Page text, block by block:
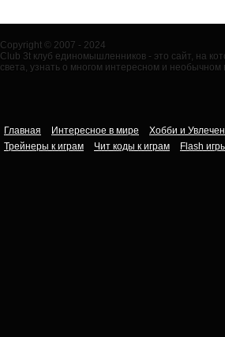
Copyright © 2007 - 2024
Club 3t клуб единомышленников - это сайт, на
света, узнать о многом интересном и необычном
Главная Интересное в мире Хобби и
Трейнеры к играм
Чит коды к играм Flash